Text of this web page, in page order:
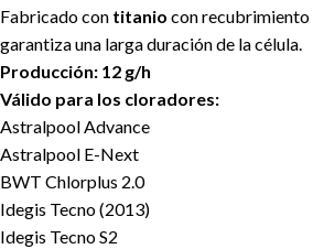
Fabricado con titanio con recubrimiento
garantiza una larga duración de la célula.
Producción: 12 g/h
Válido para los cloradores:
Astralpool Advance
Astralpool E-Next
BWT Chlorplus 2.0
Idegis Tecno (2013)
Idegis Tecno S2